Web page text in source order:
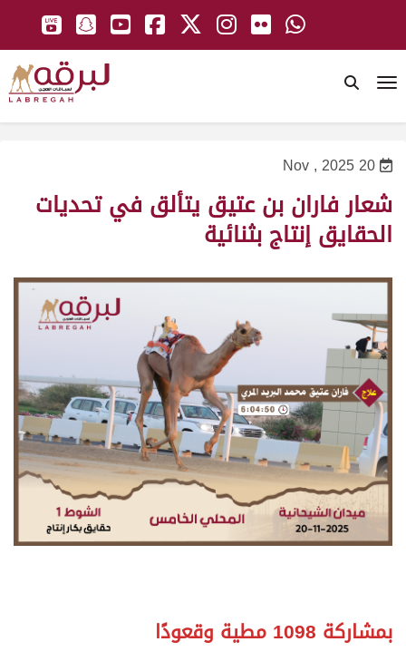
20 Nov , 2025
شعار فاران بن عتيق يتألق في تحديات
الحقايق إنتاج بثنائية
بمشاركة 1098 مطية وقعودًا